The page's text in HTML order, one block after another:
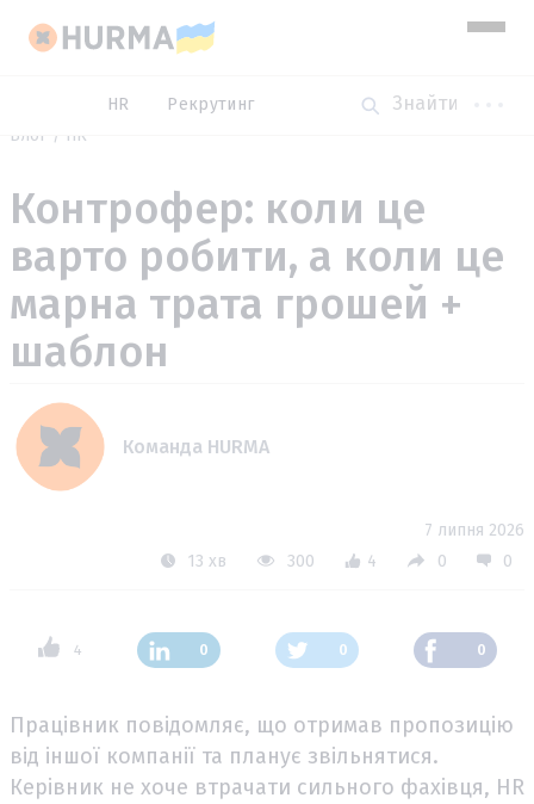
HR
Рекрутинг
Блог
HR
Контрофер: коли це
варто робити, а коли це
марна трата грошей +
шаблон
Команда HURMA
7 липня 2026
13 хв
300 4 0 0
4 0 0 0
Працівник повідомляє, що отримав пропозицію
від іншої компанії та планує звільнятися.
Керівник не хоче втрачати сильного фахівця, HR